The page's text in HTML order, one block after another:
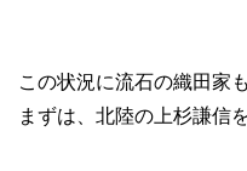
この状況に流石の織田家
まずは、北陸の上杉謙信